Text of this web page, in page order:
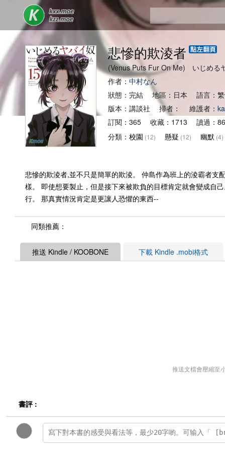
悲慘的欺淩者
(Venus Puts Fur On Me) いじめる
作者：中村なん
狀態：完結 地區：日本 語言：
版本：講談社 掃者： 維護者：
訂閱：365 收藏：1713 讀過：
分類： 校園 (12) 懸疑 (12) 幽默 (4)
悲慘的欺淩者,並不只是簡單的欺淩。 仲島作為班上的淩霸者
樣。 即使想要製止，但是接下來被欺負的目標肯定就會變成自
行。 那真實情況肯定是更讓人恐懼的東西--
同類推薦：
推送 Kindle / KOOBONE 下載 Kindle .mobi格式
推送文檔會壓縮至
書評 :